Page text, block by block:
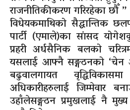
राजनीतिकीकरण गरिरहेका छौँ ”
विधेयकमाथिको सैद्धान्तिक
पार्टी (एमाले)का सांसद
प्रहरी अर्धसैनिक बलको
यसलाई आफ्नै सङ्गठनको ‘चेन
बढुवालगायत
अधिकारीहरुलाई जिम्मेवार
उहाँलेसङ्गठन प्रमुखलाई नै